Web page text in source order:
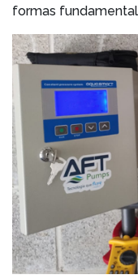
formas